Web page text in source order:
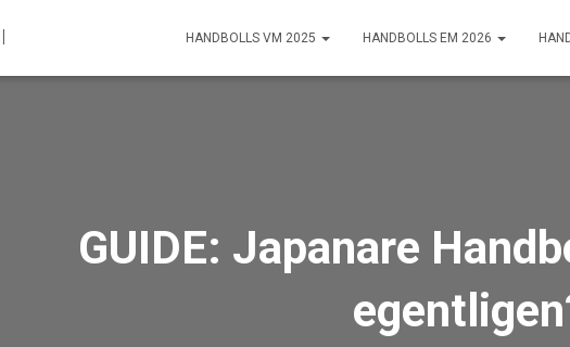
HANDBOLLS VM 2025 HANDBOLLS EM 2026
GUIDE: Japanare